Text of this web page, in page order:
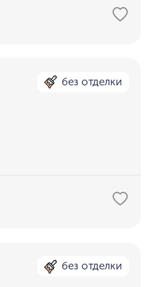
без отделки
без отделки